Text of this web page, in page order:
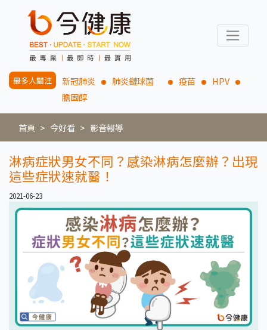
最多人關注 新冠肺炎 肺炎鏈球菌 疫苗
HPV
膽固醇
首頁 今好看 影音報導
淋病症狀男女不同？感染淋病怎麼辦？出現
這些症狀速就醫！
2021-06-23